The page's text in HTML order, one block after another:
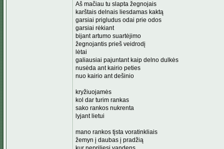
Aš mačiau tu slapta žegnojais
karštais delnais liesdamas kaktą
garsiai prigludus odai prie odos
garsiai rėkiant
bijant artumo suartėjimo
žegnojantis prieš veidrodį
lėtai
galiausiai pajuntant kaip delno dulkės
nusėda ant kairio peties
nuo kairio ant dešinio
kryžiuojamės
kol dar turim rankas
sako rankos nukrenta
lyjant lietui
mano rankos tįsta voratinkliais
žemyn į daubas į pradžią